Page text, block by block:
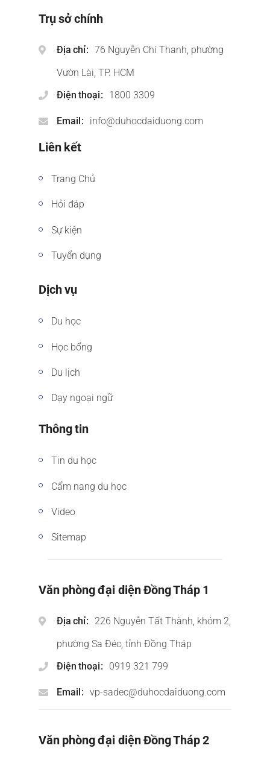
Trụ sở chính
Địa chỉ
76 Nguyễn Chí Thanh, phường
Vườn Lài, TP. HCM
Điện thoại
1800 3309
Email info@duhocdaiduong.com
Liên kết
Trang Chủ
Hỏi đáp
Sự kiện
Tuyển dụng
Dịch vụ
Du học
Học bổng
Du lịch
Dạy ngoại ngữ
Thông tin
Tin du học
Cẩm nang du học
Video
Sitemap
Văn phòng đại diện Đồng Tháp 1
Địa chỉ
226 Nguyễn Tất Thành, khóm 2,
phường Sa Đéc, tỉnh Đồng Tháp
Điện thoại
0919 321 799
Email vp-sadec@duhocdaiduong.com
Văn phòng đại diện Đồng Tháp 2